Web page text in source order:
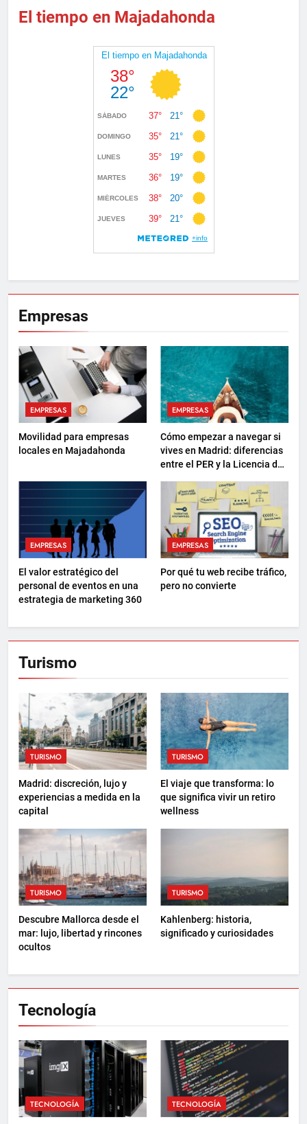
El tiempo en Majadahonda
Empresas
EMPRESAS
Movilidad para empresas
locales en Majadahonda
EMPRESAS
Cómo empezar a navegar si
vives en Madrid: diferencias
entre el PER y la Licencia de
EMPRESAS
El valor estratégico del
personal de eventos en una
estrategia de marketing 360
EMPRESAS
Por qué tu web recibe tráfico,
pero no convierte
Turismo
TURISMO
Madrid: discreción, lujo y
experiencias a medida en la
capital
TURISMO
El viaje que transforma: lo
que significa vivir un retiro
wellness
TURISMO
Descubre Mallorca desde el
mar: lujo, libertad y rincones
ocultos
TURISMO
Kahlenberg: historia,
significado y curiosidades
Tecnología
TECNOLOGÍA TECNOLOGÍA